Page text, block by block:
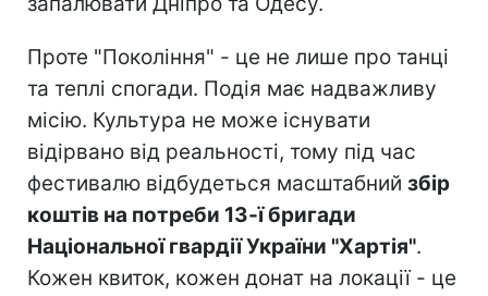
Проте "Покоління" - це не лише про танці
та теплі спогади. Подія має надважливу
місію. Культура не може існувати
відірвано від реальності, тому під час
фестивалю відбудеться масштабний збір
коштів на потреби 13-ї бригади
Національної гвардії України "Хартія".
Кожен квиток, кожен донат на локації - це